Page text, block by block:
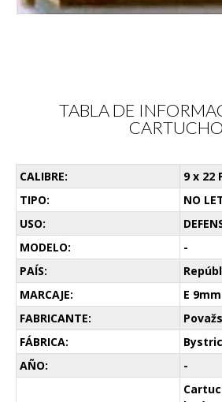
TABLA DE
CARTUCHO
CALIBRE:
9 x 22
TIPO:
NO
USO:
MODELO:
-
PAÍS:
MARCAJE:
E
FABRICANTE:
FÁBRICA:
AÑO:
-